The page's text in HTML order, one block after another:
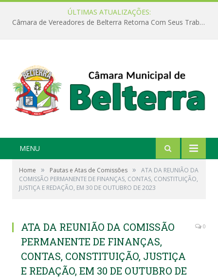
ÚLTIMAS ATUALIZAÇÕES:
Câmara de Vereadores de Belterra Retorna Com Seus Trabalhos Legislativos
MENU
Home » Pautas e Atas de Comissões »
ATA DA REUNIÃO DA
COMISSÃO PERMANENTE DE FINANÇAS, CONTAS, CONSTITUIÇÃO,
JUSTIÇA E REDAÇÃO, EM 30 DE OUTUBRO DE 2023
ATA DA REUNIÃO DA COMISSÃO
PERMANENTE DE FINANÇAS,
CONTAS, CONSTITUIÇÃO, JUSTIÇA
E REDAÇÃO, EM 30 DE OUTUBRO DE
0